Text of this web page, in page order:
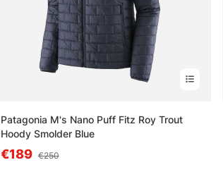
Patagonia M's Nano Puff Fitz Roy Trout
Hoody Smolder Blue
€189 €250